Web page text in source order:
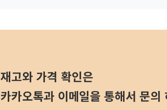
재고와 가격 확인은
카카오톡과 이메일을 통해서 문의